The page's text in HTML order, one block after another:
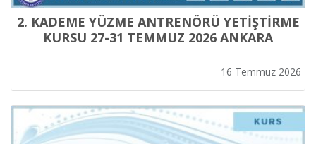
2. KADEME YÜZME ANTRENÖRÜ YETİŞTİRME
KURSU 27-31 TEMMUZ 2026 ANKARA
16 Temmuz 2026